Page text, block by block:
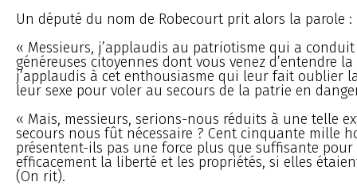
Un député du nom de Robecourt prit alors la parole :
« Messieurs, j’applaudis au patriotisme qui a
généreuses citoyennes dont vous venez d’entendre
j’applaudis à cet enthousiasme qui leur fait oublier
leur sexe pour voler au secours de la patrie en
« Mais, messieurs, serions-nous réduits à une telle
secours nous fût nécessaire ? Cent cinquante mille
présentent-ils pas une force plus que suffisante pour
efficacement la liberté et les propriétés, si elles
(On rit).